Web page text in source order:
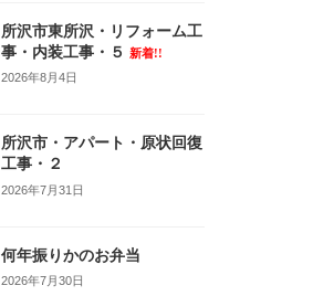
所沢市東所沢・リフォーム工
事・内装工事・５
新着!!
2026年8月4日
所沢市・アパート・原状回復
工事・２
2026年7月31日
何年振りかのお弁当
2026年7月30日